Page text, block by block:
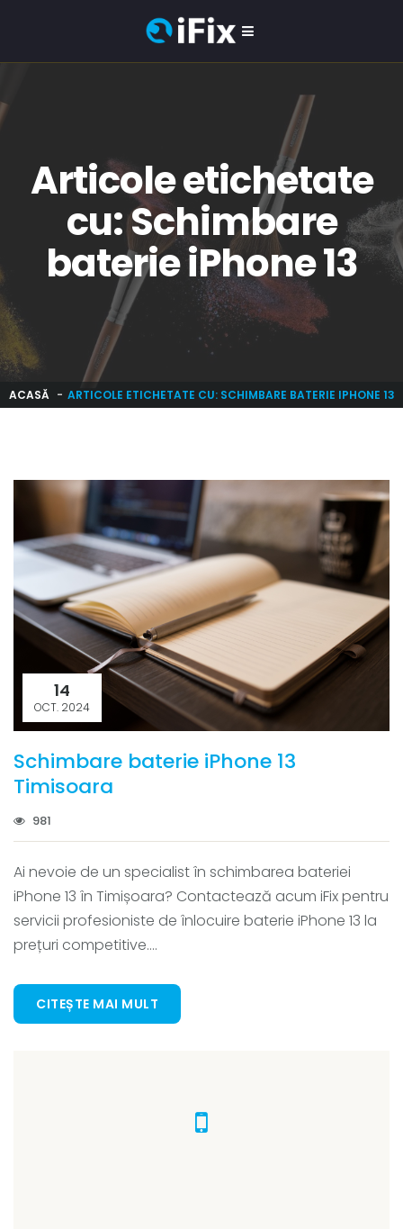
Articole etichetate
cu: Schimbare
baterie iPhone 13
ACASĂ ARTICOLE ETICHETATE CU: SCHIMBARE BATERIE IPHONE 13
14
OCT. 2024
Schimbare baterie iPhone 13
Timisoara
981
Ai nevoie de un specialist în schimbarea bateriei
iPhone 13 în Timișoara? Contactează acum iFix pentru
servicii profesioniste de înlocuire baterie iPhone 13 la
prețuri competitive....
CITEȘTE MAI MULT